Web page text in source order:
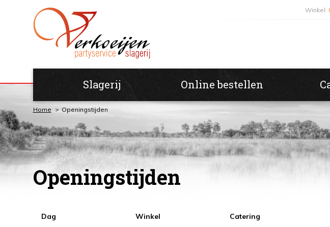
Winkel:
Slagerij Online bestellen
Home Openingstijden
Openingstijden
Dag Winkel Catering